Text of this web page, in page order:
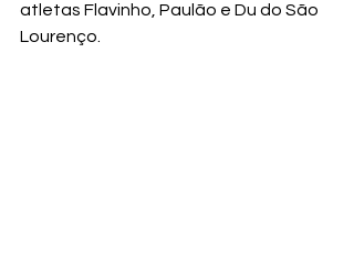
atletas Flavinho, Paulão e Du do São
Lourenço.